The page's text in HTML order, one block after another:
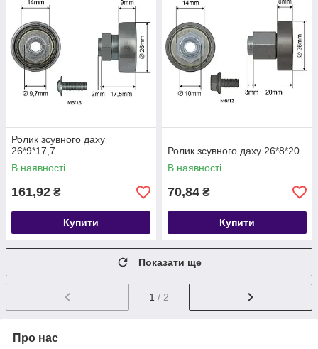
Ролик зсувного даху
26*9*17,7
В наявності
161,92 ₴
Купити
Ролик зсувного даху 26*8*20
В наявності
70,84 ₴
Купити
Показати ще
1 / 2
Про нас